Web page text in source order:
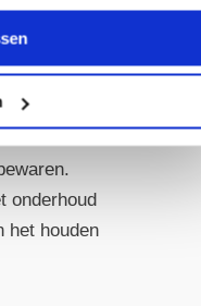
deze
dierenarts,
onderhoud
het houden